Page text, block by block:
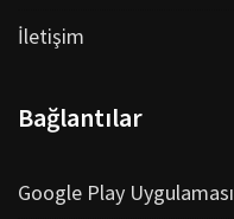
İletişim
Bağlantılar
Google Play Uygulaması